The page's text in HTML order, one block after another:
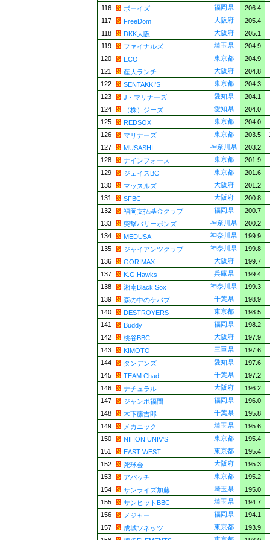
116
ボーイズ 福岡県
206.4
117
FreeDom 大阪府
205.4
118
DKK大阪 大阪府
205.1
119
ファイナルズ 埼玉県
204.9
120
ECO 東京都
204.9
121
産大ランチ 大阪府
204.8
122
SENTAKKI'S 東京都
204.3
123
J・マリナーズ 愛知県
204.1
124
（株）ジーズ 愛知県
204.0
125
REDSOX 東京都
204.0
126
マリナーズ 東京都 203.5
127
MUSASHI 神奈川県
203.2
128
ナインフォース 東京都
201.9
129
ジェイスBC 東京都
201.6
130
マッスルズ 大阪府
201.2
131
SFBC 大阪府
200.8
132
福岡支払基金クラブ 福岡県
200.7
133
突撃バリーボンズ 神奈川県
200.2
134
MEDUSA 神奈川県
199.9
135
ジャイアンツクラブ 神奈川県
199.8
136
GORIMAX 大阪府
199.7
137
K.G.Hawks 兵庫県
199.4
138
湘南Black Sox 神奈川県
199.3
139
森の中のケバブ 千葉県
198.9
140
DESTROYERS 東京都
198.5
141
Buddy 福岡県
198.2
142
桃谷BBC 大阪府
197.9
143
KIMOTO 三重県
197.6
144
タンデンズ 愛知県
197.6
145
TEAM Chad 千葉県
197.2
146
ナチュラル 大阪府
196.2
147
ジャンボ福間 福岡県
196.0
148
木下藤吉郎 千葉県
195.8
149
メカニック 埼玉県
195.6
150
NIHON UNIV'S 東京都
195.4
151
EAST WEST 東京都
195.4
152
死球会 大阪府
195.3
153
アパッチ 東京都
195.2
154
サンライズ加藤 埼玉県
195.0
155
サンヒットBBC 埼玉県
194.7
156
メジャー 福岡県
194.1
157
成城ソネッツ 東京都
193.9